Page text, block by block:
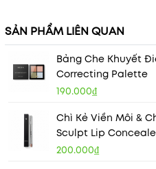
SẢN PHẨM LIÊN QUAN
Bảng Che Khuyết
Correcting Palette
190.000₫
Chì Kẻ Viền Môi &
Sculpt Lip
200.000₫